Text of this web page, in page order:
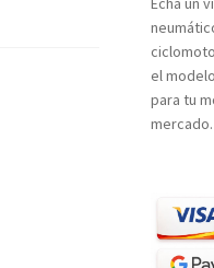
el
para tu
mercado.